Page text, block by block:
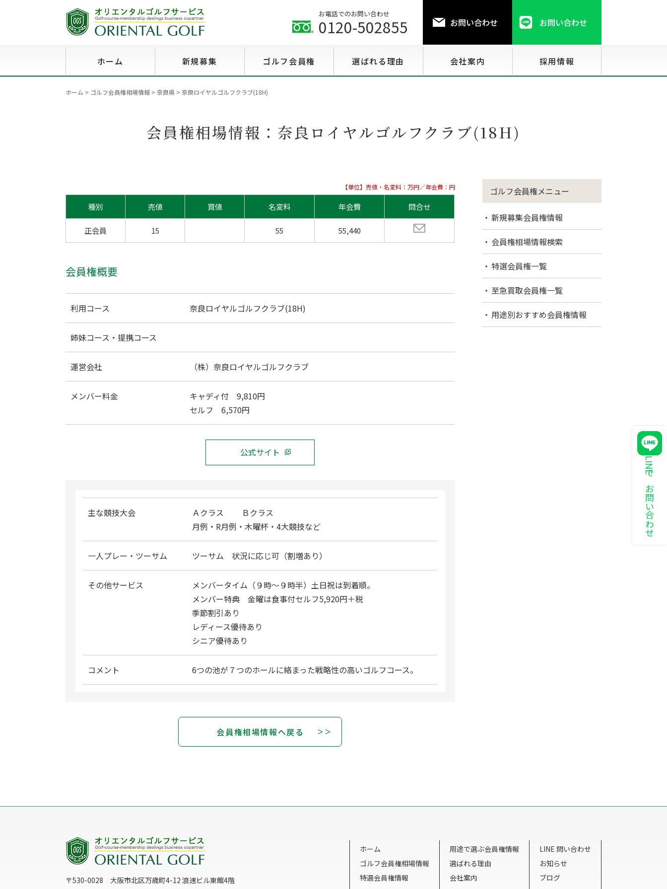
お電話でのお問い合わせ
0120-502855 お問い合わせ お問い合わせ
ホーム 新規募集 ゴルフ会員権
ゴルフ会員権相場情報
至急買い会員権情報
選ばれる理由 会社案内 採用情報
LINEでお問い合わせ
ホーム > ゴルフ会員権相場情報 > 奈良県 > 奈良ロイヤルゴルフクラブ(18H)
会員権相場情報： 奈良ロイヤルゴルフクラブ(18H)
【単位】売値・名変料：万円／年会費：円
種別 売値 買値 名変料 年会費 問合せ
正会員 15 55 55,440
会員権概要
利用コース 奈良ロイヤルゴルフクラブ(18H)
姉妹コース・提携コース
運営会社 （株）奈良ロイヤルゴルフクラブ
メンバー料金
キャディ付 9,810円
セルフ 6,570円
公式サイト
主な競技大会
Ａクラス Ｂクラス
月例・R月例・木曜杯・4大競技など
一人プレー・ツーサム ツーサム 状況に応じ可（割増あり）
その他サービス
メンバータイム（９時～９時半）土日祝は到着順。
メンバー特典 金曜は食事付セルフ5,920円＋税
季節割引あり
レディース優待あり
シニア優待あり
コメント 6つの池が７つのホールに絡まった戦略性の高いゴルフコース。
会員権相場情報へ戻る
ゴルフ会員権メニュー
新規募集会員権情報
会員権相場情報検索
特選会員権一覧
至急買取会員権一覧
用途別おすすめ会員権情報
〒530-0028 大阪市北区万歳町4-12 浪速ビル東館4階
ホーム
ゴルフ会員権相場情報
特選会員権情報
用途で選ぶ会員権情報
選ばれる理由
会社案内
LINE 問い合わせ
お知らせ
ブログ